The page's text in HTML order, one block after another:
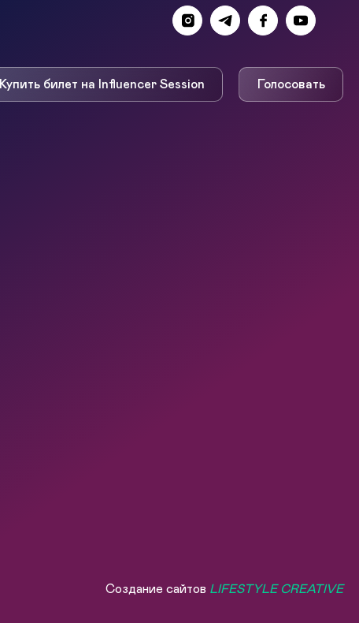
Купить билет на Influencer Session Голосовать
Создание сайтов LIFESTYLE CREATIVE